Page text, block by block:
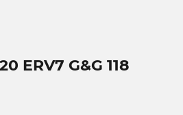
ERV7 G&G 118